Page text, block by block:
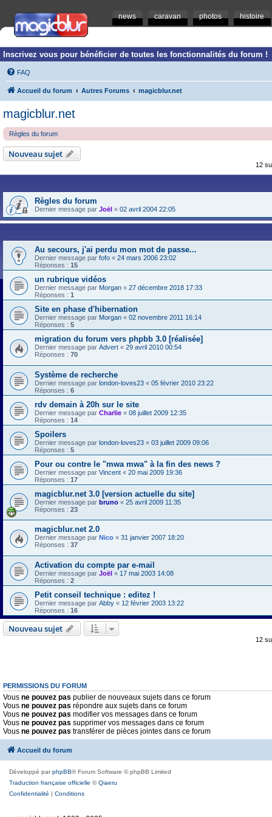
news caravan photos histoire
Inscrivez vous pour bénéficier de toutes les fonctionnalités du forum !
FAQ
Accueil du forum Autres Forums magicblur.net
magicblur.net
Règles du forum
Nouveau sujet
12
Règles du forum
Dernier message par Joël « 02 avril 2004 22:05
Au secours, j'ai perdu mon mot de passe...
Dernier message par fofo « 24 mars 2006 23:02
Réponses : 15
un rubrique vidéos
Dernier message par Morgan « 27 décembre 2018 17:33
Réponses : 1
Site en phase d'hibernation
Dernier message par Morgan « 02 novembre 2011 16:14
Réponses : 5
migration du forum vers phpbb 3.0 [réalisée]
Dernier message par Advert « 29 avril 2010 00:54
Réponses : 70
Système de recherche
Dernier message par london-loves23 « 05 février 2010 23:22
Réponses : 6
rdv demain à 20h sur le site
Dernier message par Charlie « 08 juillet 2009 12:35
Réponses : 14
Spoilers
Dernier message par london-loves23 « 03 juillet 2009 09:06
Réponses : 5
Pour ou contre le "mwa mwa" à la fin des news ?
Dernier message par Vincent « 20 mai 2009 19:36
Réponses : 17
magicblur.net 3.0 [version actuelle du site]
Dernier message par bruno « 25 avril 2009 11:35
Réponses : 23
magicblur.net 2.0
Dernier message par Nico « 31 janvier 2007 18:20
Réponses : 37
Activation du compte par e-mail
Dernier message par Joël « 17 mai 2003 14:08
Réponses : 2
Petit conseil technique : editez !
Dernier message par Abby « 12 février 2003 13:22
Réponses : 16
Nouveau sujet
12
PERMISSIONS DU FORUM
Vous ne pouvez pas publier de nouveaux sujets dans ce forum
Vous ne pouvez pas répondre aux sujets dans ce forum
Vous ne pouvez pas modifier vos messages dans ce forum
Vous ne pouvez pas supprimer vos messages dans ce forum
Vous ne pouvez pas transférer de pièces jointes dans ce forum
Accueil du forum
Développé parphpBB® Forum Software © phpBB Limited
Traduction française officielle ©Qiaeru
Confidentialité | Conditions